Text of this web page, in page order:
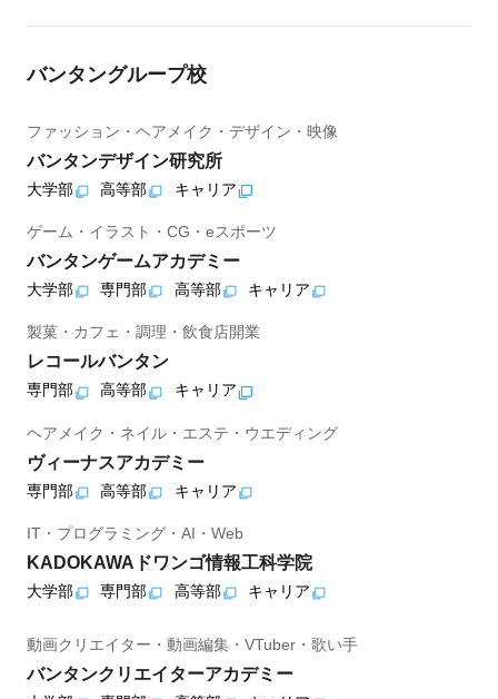
バンタングループ校
ファッション・ヘアメイク・デザイン・映像
バンタンデザイン研究所
大学部 高等部 キャリア
ゲーム・イラスト・CG・eスポーツ
バンタンゲームアカデミー
大学部 専門部 高等部 キャリア
製菓・カフェ・調理・飲食店開業
レコールバンタン
専門部 高等部 キャリア
ヘアメイク・ネイル・エステ・ウエディング
ヴィーナスアカデミー
専門部 高等部 キャリア
IT・プログラミング・AI・Web
KADOKAWAドワンゴ情報工科学院
大学部 専門部 高等部 キャリア
動画クリエイター・動画編集・VTuber・歌い手
バンタンクリエイターアカデミー